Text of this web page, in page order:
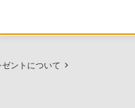
ご案内
ントについて